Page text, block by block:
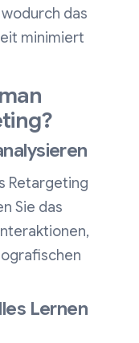
das
minimiert
Retargeting
Sie das
Lernen